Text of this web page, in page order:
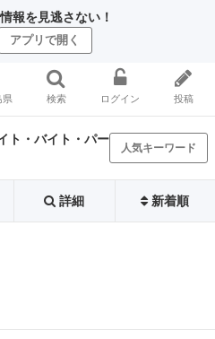
報を見逃さない！
アプリで開く
県 検索 ログイン 投稿
ト・バイト・パー
人気キーワード
詳細 新着順